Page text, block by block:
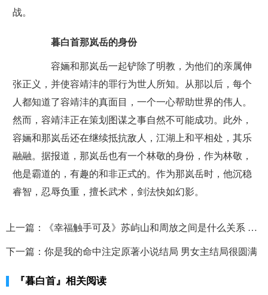
战。
暮白首那岚岳的身份
容婳和那岚岳一起铲除了明教，为他们的亲属伸
张正义，并使容靖沣的罪行为世人所知。从那以后，每个
人都知道了容靖沣的真面目，一个一心帮助世界的伟人。
然而，容靖沣正在策划图谋之事自然不可能成功。此外，
容婳和那岚岳还在继续抵抗敌人，江湖上和平相处，其乐
融融。据报道，那岚岳也有一个林敬的身份，作为林敬，
他是霸道的，有趣的和非正式的。作为那岚岳时，他沉稳
睿智，忍辱负重，擅长武术，剑法快如幻影。
上一篇： 《幸福触手可及》苏屿山和周放之间是什么关系 两人最后怎么样了
下一篇： 你是我的命中注定原著小说结局 男女主结局很圆满
『暮白首』相关阅读